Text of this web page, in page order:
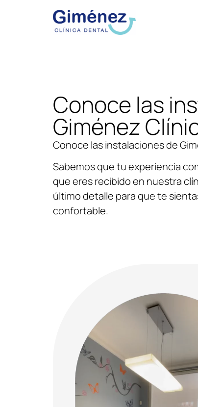
Conoce las
Giménez
Conoce las instalaciones de
Sabemos que tu experiencia
que eres recibido en nuestra
último detalle para que te
confortable.